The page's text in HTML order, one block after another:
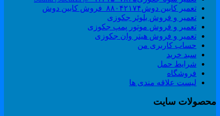
تعمیر کابین دوش۸۸۰۴۲۱۷۴_فروش کابین دوش
تعمیر و فروش بلوئر جکوزی
تعمیر و فروش موتور پمپ جکوزی
تعمیر و فروش هیتر وان جکوزی
حساب کاربری من
سبد خرید
شرایط حمل
فروشگاه
لیست علاقه مندی ها
سایت